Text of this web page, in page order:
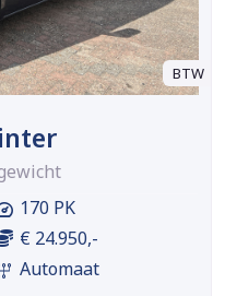
BTW
170 PK
€ 24.950,-
Automaat